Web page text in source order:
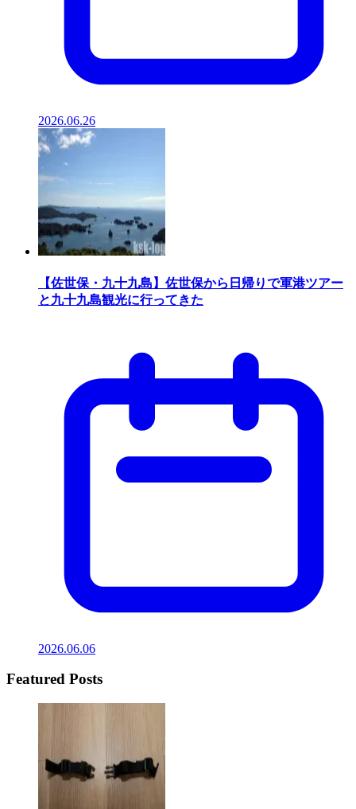
2026.06.26
【佐世保・九十九島】佐世保から日帰りで軍港ツアー
と九十九島観光に行ってきた
2026.06.06
Featured Posts